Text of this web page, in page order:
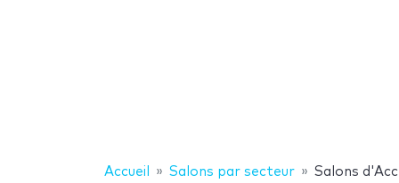
Accueil Salons par secteur Salons